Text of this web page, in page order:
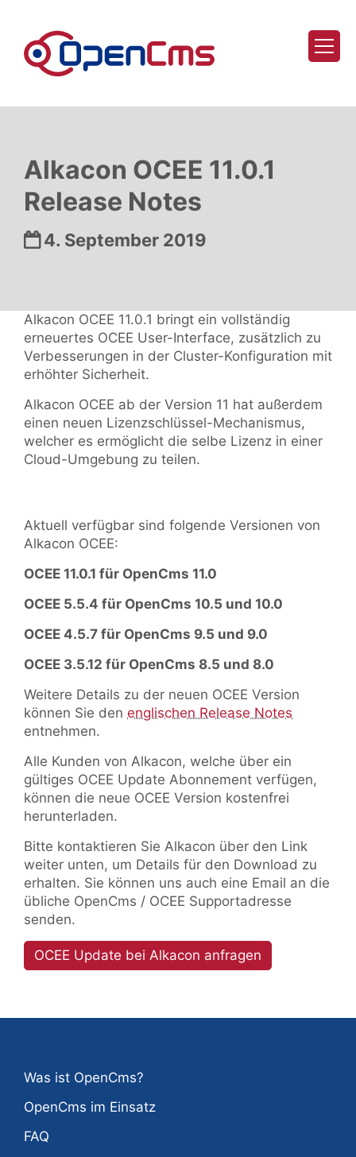
Alkacon OCEE 11.0.1
Release Notes
Datum:
4. September 2019
Alkacon OCEE 11.0.1 bringt ein vollständig
erneuertes OCEE User-Interface, zusätzlich zu
Verbesserungen in der Cluster-Konfiguration mit
erhöhter Sicherheit.
Alkacon OCEE ab der Version 11 hat außerdem
einen neuen Lizenzschlüssel-Mechanismus,
welcher es ermöglicht die selbe Lizenz in einer
Cloud-Umgebung zu teilen.
Aktuell verfügbar sind folgende Versionen von
Alkacon OCEE:
OCEE 11.0.1 für OpenCms 11.0
OCEE 5.5.4 für OpenCms 10.5 und 10.0
OCEE 4.5.7 für OpenCms 9.5 und 9.0
OCEE 3.5.12 für OpenCms 8.5 und 8.0
Weitere Details zu der neuen OCEE Version
können Sie den englischen Release Notes
entnehmen.
Alle Kunden von Alkacon, welche über ein
gültiges OCEE Update Abonnement verfügen,
können die neue OCEE Version kostenfrei
herunterladen.
Bitte kontaktieren Sie Alkacon über den Link
weiter unten, um Details für den Download zu
erhalten. Sie können uns auch eine Email an die
übliche OpenCms / OCEE Supportadresse
senden.
OCEE Update bei Alkacon anfragen
Was ist OpenCms?
OpenCms im Einsatz
FAQ